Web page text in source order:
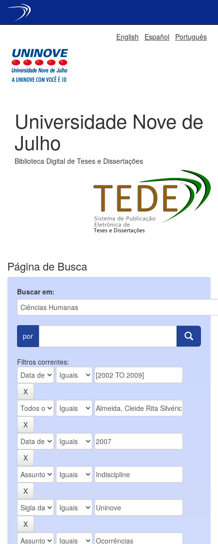
English Español Português
Universidade Nove de
Julho
Biblioteca Digital de Teses e Dissertações
Página de Busca
Buscar em:
por
Filtros correntes: